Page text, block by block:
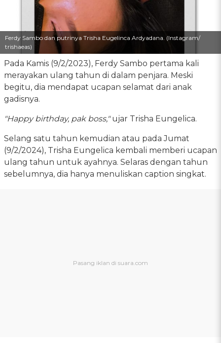
Ferdy Sambo dan putrinya Trisha Eugelinca Ardyadana. (Instagram/
trishaeas)
Pada Kamis (9/2/2023), Ferdy Sambo pertama kali
merayakan ulang tahun di dalam penjara. Meski
begitu, dia mendapat ucapan selamat dari anak
gadisnya.
"Happy birthday, pak boss,"ujar Trisha Eungelica.
Selang satu tahun kemudian atau pada Jumat
(9/2/2024), Trisha Eungelica kembali memberi ucapan
ulang tahun untuk ayahnya. Selaras dengan tahun
sebelumnya, dia hanya menuliskan caption singkat.